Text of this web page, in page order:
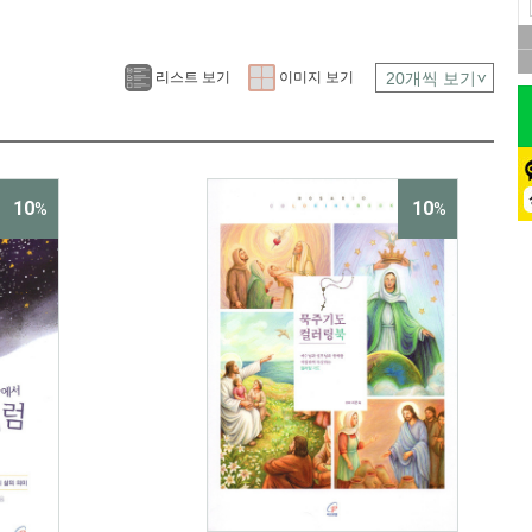
리스트 보기 이미지 보기
10% 10%